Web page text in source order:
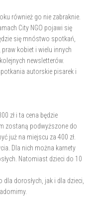
również go nie zabraknie.
City NGO pojawi się
się mnóstwo spotkań,
kobiet i wielu innych
newsletterów.
autorskie pisarek i
zł i ta cena będzie
zostaną podwyższone do
już na miejscu za 400 zł.
Dla nich można karnety
Natomiast dzieci do 10
dorosłych, jak i dla dzieci,